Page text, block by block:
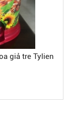
giả tre Tylien